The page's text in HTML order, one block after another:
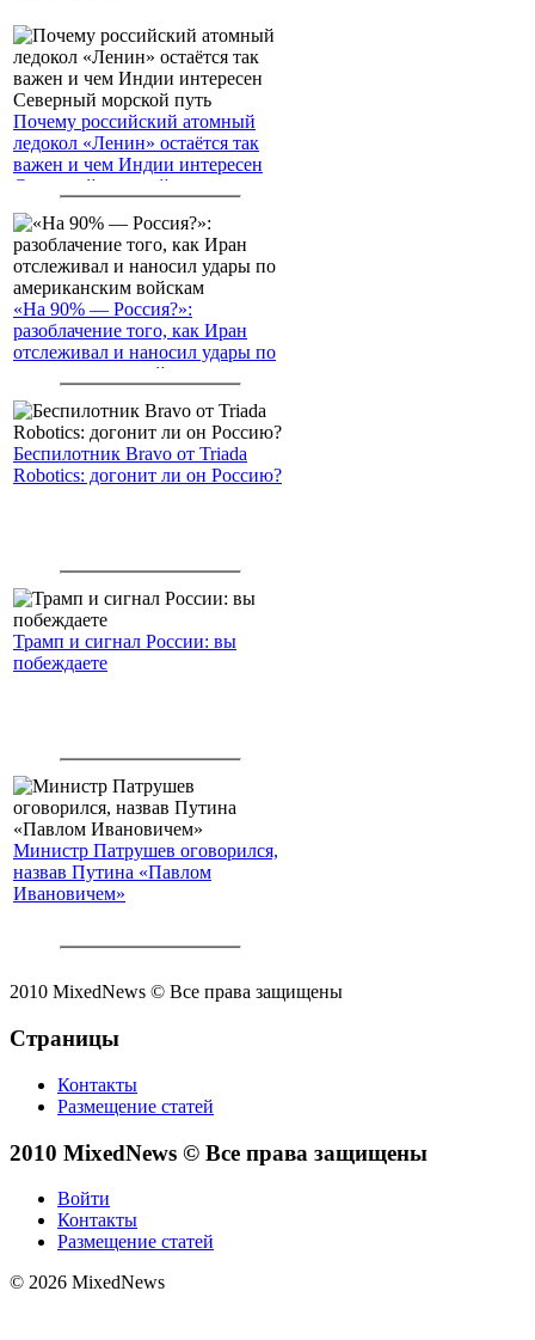
Почему российский атомный
ледокол «Ленин» остаётся так
важен и чем Индии интересен
Северный морской путь
«На 90% — Россия?»:
разоблачение того, как Иран
отслеживал и наносил удары по
американским войскам
Беспилотник Bravo от Triada
Robotics: догонит ли он Россию?
Трамп и сигнал России: вы
побеждаете
Министр Патрушев оговорился,
назвав Путина «Павлом
Ивановичем»
2010 MixedNews © Все права защищены
Страницы
Контакты
Размещение статей
2010 MixedNews © Все права защищены
Войти
Контакты
Размещение статей
© 2026 MixedNews